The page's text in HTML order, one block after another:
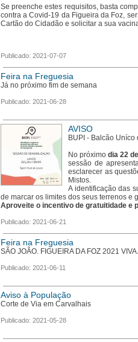
Se preenche estes requisitos, basta
contra a Covid-19 da Figueira da Foz,
Cartão do Cidadão e solicitar a sua
Publicado: 2021-07-07
Feira na Freguesia
Já no próximo fim de semana
Publicado: 2021-06-28
AVISO
BUPI - Balcão Uníco
No próximodia 22
sessão de
esclarecer as
Mistos.
A identificação das
de marcar os limites dos seus terrenos e
Aproveite o incentivo de gratuitidade e
Publicado: 2021-06-21
Feira na Freguesia
SÃO JOÃO. FIGUEIRA DA FOZ 2021
Publicado: 2021-06-11
Aviso à População
Corte de Via em Carvalhais
Publicado: 2021-05-28